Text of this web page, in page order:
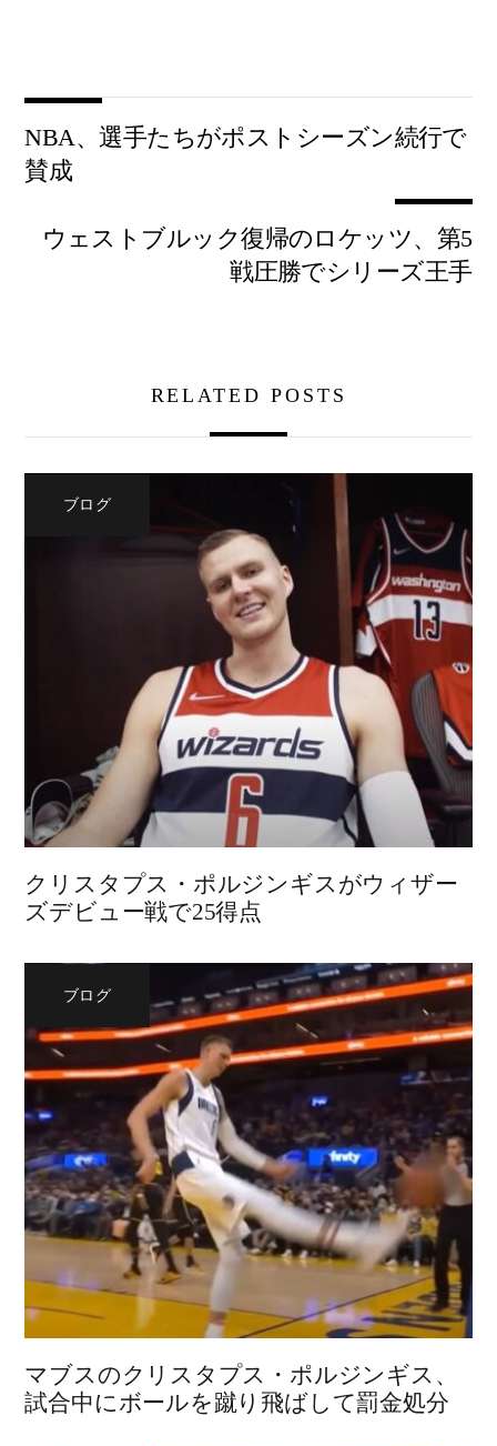
NBA、選手たちがポストシーズン続行で
賛成
ウェストブルック復帰のロケッツ、第5
戦圧勝でシリーズ王手
RELATED POSTS
ブログ
クリスタプス・ポルジンギスがウィザー
ズデビュー戦で25得点
ブログ
マブスのクリスタプス・ポルジンギス、
試合中にボールを蹴り飛ばして罰金処分